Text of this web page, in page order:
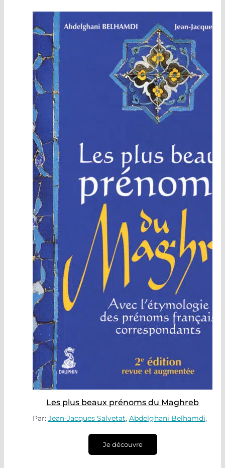
Les plus beaux prénoms du Maghreb
Par: Jean-Jacques Salvetat, Abdelghani Belhamdi,
Je découvre